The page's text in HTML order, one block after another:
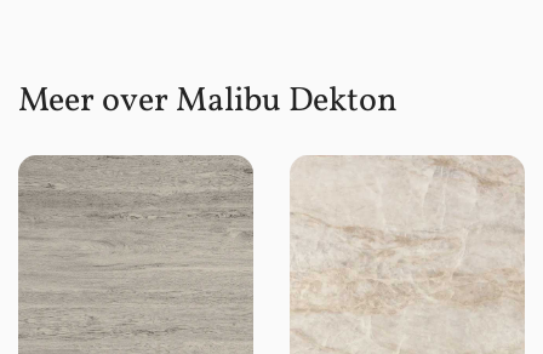
Meer over Malibu Dekton